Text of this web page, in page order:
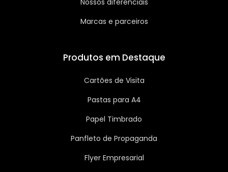
Nossos diferenciais
Marcas e parceiros
Produtos em Destaque
Cartões de Visita
Pastas para A4
Papel Timbrado
Panfleto de Propaganda
Flyer Empresarial